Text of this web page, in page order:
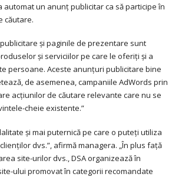
automat un anunț publicitar ca să participe în
căutare.
și paginile de prezentare sunt
și serviciilor pe care le oferiți și a
persoane. Aceste anunțuri publicitare bine
de asemenea, campaniile AdWords prin
acțiunilor de căutare relevante care nu se
cheie existente.”
și mai puternică pe care o puteți utiliza
dvs.”, afirmă managera. „În plus față
site-urilor dvs., DSA organizează în
ului promovat în categorii recomandate